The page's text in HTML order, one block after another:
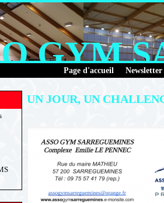
GYM
Page d'accueil Newsletter
UN JOUR, UN